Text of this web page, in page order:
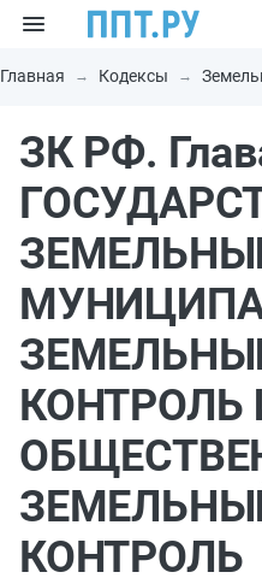
Главная Кодексы
ЗК РФ.
КОНТРОЛЬ
КОНТРОЛЬ